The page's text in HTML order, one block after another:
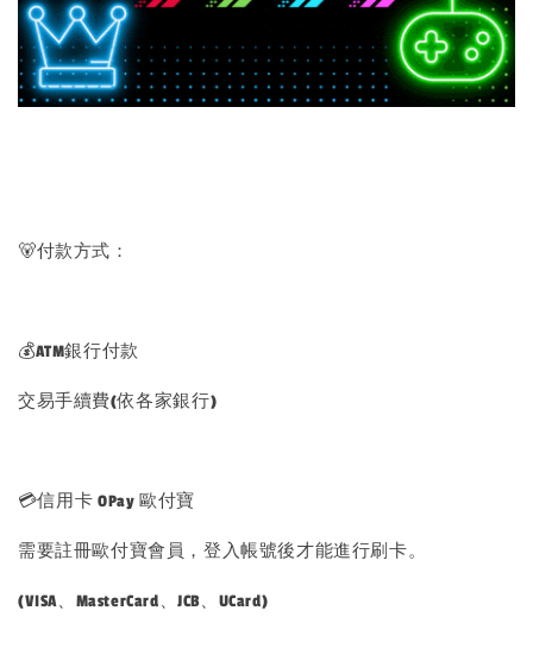
🐻付款方式：
💰ATM銀行付款
交易手續費(依各家銀行)
💳信用卡 OPay 歐付寶
需要註冊歐付寶會員，登入帳號後才能進行刷卡。
(VISA、MasterCard、JCB、UCard)